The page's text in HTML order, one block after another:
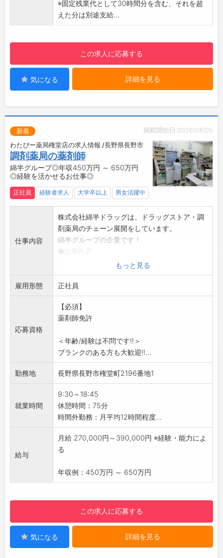
・コミュニケーションを取ることが好きな方に
ト、知識・経験をつけていきます。
・経験や実績をつけて、将来的には管理職への
キャリアアップも目指せます。
【職場の雰囲気】
せます。
して、安心して働ける環境です。
※固定残業代として30時間分を含む、それを超
えた分は別途支給...
この求人に応募する
気になる 詳細を見る
掲載開始日:2026/08/05
新着
わたぴー薬局権堂店の求人情報 /長野県長野市
調剤薬局の薬剤師
綿半グループ◎年収450万円 ～ 650万円
◎経験を活かせるお仕事◎
正社員 経験者求人 大学卒以上 男女活躍中
仕事内容
株式会社綿半ドラッグは、ドラッグストア・調
剤薬局のチェーン展開をしています。
綿半グループの企業です！
ドラッグストア併設の薬局にて薬剤師業務全般
をお願いします。
・調剤業務
・服薬指導
・薬歴管理
などをお願いします。
もちながら、人として、薬剤師として、何が出
来るかを第一に考えられる方を求めています。
患者様との コミュニケーションを大事にしてい
ます。
薬剤師2名、調剤事務2名の薬局ですが、地域の
皆様の健康に寄与することを目指し、一丸とな
って業務に励んでおります。
もっと見る
雇用形態 正社員
応募資格
【必須】
薬剤師免許
＜年齢/経験は不問です!!＞
ブランクのある方も大歓迎!!...
勤務地 長野県長野市権堂町2196番地1
就業時間
9:30～18:45
休憩時間：75分
時間外勤務：月平均12時間程度...
給与
月給 270,000円～390,000円 ※経験・能力によ
る
年収例：450万円 ～ 650万円
この求人に応募する
気になる 詳細を見る